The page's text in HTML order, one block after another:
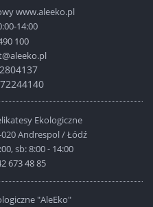
www.aleeko.pl
14:00
100
Ekologiczne
Andrespol / Łódź
sb: 8:00 - 14:00
673 48 85
"AleEko"